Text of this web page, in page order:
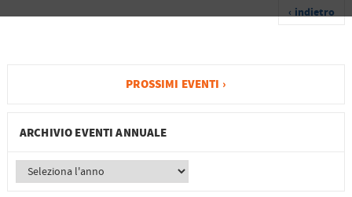
‹ indietro
PROSSIMI EVENTI ›
ARCHIVIO EVENTI ANNUALE